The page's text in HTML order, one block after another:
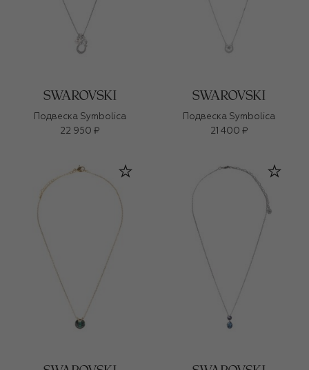
Подвеска Symbolica
22 950 ₽
Подвеска Symbolica
21 400 ₽